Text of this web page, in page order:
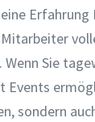
Erfahrung
Sie
Events
sondern